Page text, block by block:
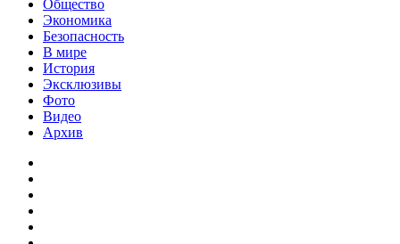
Общество
Экономика
Безопасность
В мире
История
Эксклюзивы
Фото
Видео
Архив